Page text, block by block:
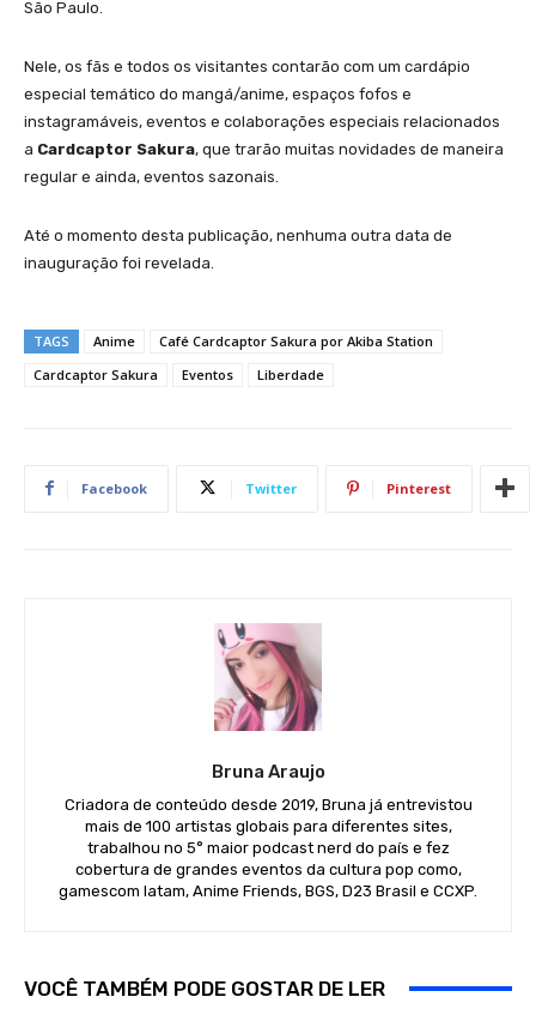
São Paulo.
Nele, os fãs e todos os visitantes contarão com um cardápio
especial temático do mangá/anime, espaços fofos e
instagramáveis, eventos e colaborações especiais relacionados
a Cardcaptor Sakura, que trarão muitas novidades de maneira
regular e ainda, eventos sazonais.
Até o momento desta publicação, nenhuma outra data de
inauguração foi revelada.
TAGS Anime
Café Cardcaptor Sakura por Akiba Station
Cardcaptor Sakura
Eventos Liberdade
Facebook Twitter Pinterest
Bruna Araujo
Criadora de conteúdo desde 2019, Bruna já entrevistou
mais de 100 artistas globais para diferentes sites,
trabalhou no 5° maior podcast nerd do país e fez
cobertura de grandes eventos da cultura pop como,
gamescom latam, Anime Friends, BGS, D23 Brasil e CCXP.
VOCÊ TAMBÉM PODE GOSTAR DE LER